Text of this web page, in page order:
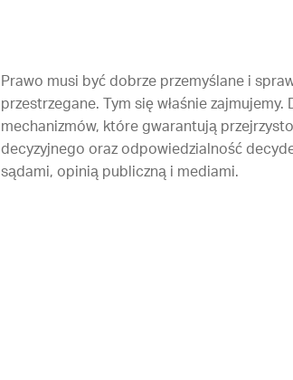
Prawo musi być dobrze przemyślane i
przestrzegane. Tym się właśnie zajmujemy.
mechanizmów, które gwarantują
decyzyjnego oraz odpowiedzialność
sądami, opinią publiczną i mediami.